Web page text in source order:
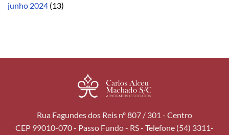
junho 2024 (13)
Rua Fagundes dos Reis nº 807 / 301 - Centro
CEP 99010-070 - Passo Fundo - RS - Telefone (54) 3311-